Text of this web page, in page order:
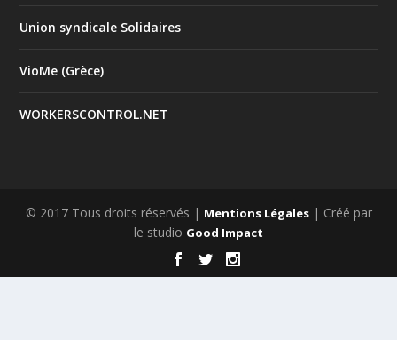
Union syndicale Solidaires
VioMe (Grèce)
WORKERSCONTROL.NET
© 2017 Tous droits réservés | Mentions Légales| Créé par
le studio Good Impact